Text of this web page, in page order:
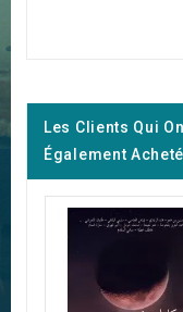
Les Clients Qui
Également